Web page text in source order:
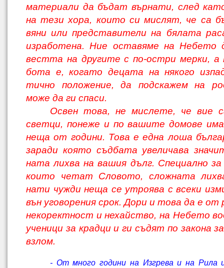
материали да бъдат върнати, след
на тези хора, които си мислят, че са
вяни или представители на бялата
изработена. Ние оставяме на Небето
вестта на другите с по-остри мерки,
бота е, когато децата на някого
тично положение, да подскажем на
може да ги спаси.
Освен това, не мислете, че вие
светци, понеже и по вашите домове
неща от години. Това е една лоша
заради която съдбата увеличава
ната лихва на вашия дълг. Специално
които четат Словото, сложната
нати чужди неща се утроява с всеки
вън уговорения срок. Дори и това да е от
некоректност и нехайство, на Небето
ученици за крадци и ги съдят по закона
взлом.
- От много години на Изгрева и на Рила